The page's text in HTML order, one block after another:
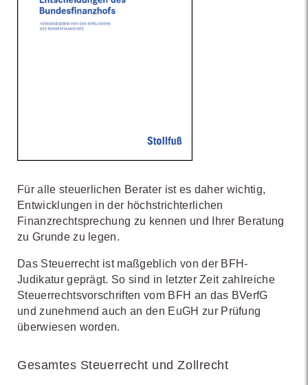
Für alle steuerlichen Berater ist es daher wichtig,
Entwicklungen in der höchstrichterlichen
Finanzrechtsprechung zu kennen und Ihrer Beratung
zu Grunde zu legen.
Das Steuerrecht ist maßgeblich von der BFH-
Judikatur geprägt. So sind in letzter Zeit zahlreiche
Steuerrechtsvorschriften vom BFH an das BVerfG
und zunehmend auch an den EuGH zur Prüfung
überwiesen worden.
Gesamtes Steuerrecht und Zollrecht